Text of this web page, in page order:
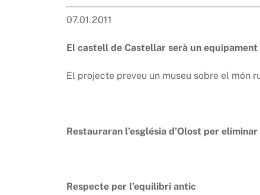
07.01.2011
El castell de Castellar serà un
El projecte preveu un museu sobre el món
Restauraran l’església d’Olost per
Respecte per l’equilibri antic